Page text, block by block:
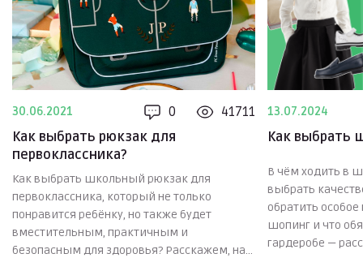
30.06.2021 0
41711
Как выбрать рюкзак для
первоклассника?
Как выбрать школьный рюкзак для
первоклассника, который не только
понравится ребёнку, но также будет
вместительным, практичным и
безопасным для здоровья? Расскажем, на
13.07.2024
Как выбрать
В чём ходить в
выбрать
обратить
шопинг и что
гардеробе —